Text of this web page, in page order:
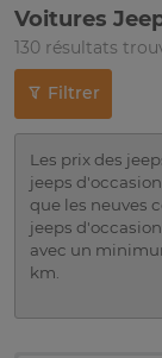
Voitures
130 résultats
Filtrer
Les prix des
jeeps
que les neuves
jeeps
avec un
km.